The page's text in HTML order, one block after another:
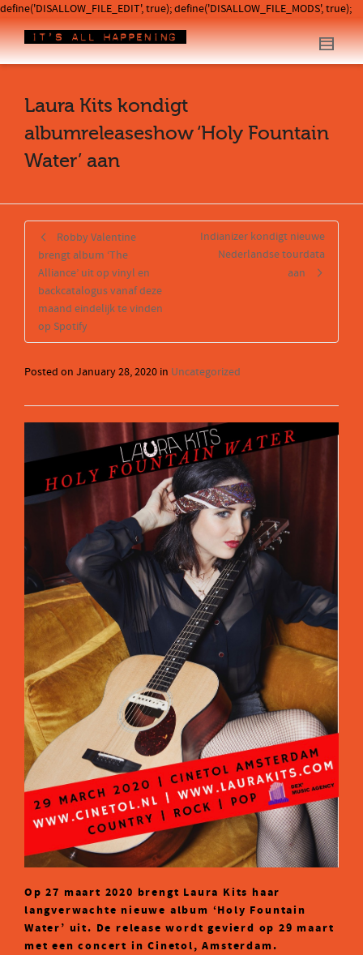
define('DISALLOW_FILE_EDIT', true); define('DISALLOW_FILE_MODS', true);
Laura Kits kondigt
albumreleaseshow ‘Holy Fountain
Water’ aan
Robby Valentine
brengt album ‘The
Alliance’ uit op vinyl en
backcatalogus vanaf deze
maand eindelijk te vinden
op Spotify
Indianizer kondigt nieuwe
Nederlandse tourdata
aan
Posted on January 28, 2020 in Uncategorized
Op 27 maart 2020 brengt Laura Kits haar
langverwachte nieuwe album ‘Holy Fountain
Water’ uit. De release wordt gevierd op 29 maart
met een concert in Cinetol, Amsterdam.